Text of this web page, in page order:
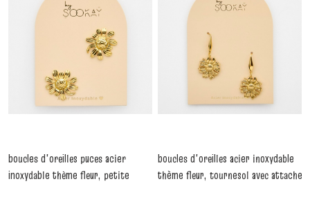
boucles d'oreilles puces acier
inoxydable thème fleur, petite
boucles d'oreilles acier inoxydable
thème fleur, tournesol avec attache